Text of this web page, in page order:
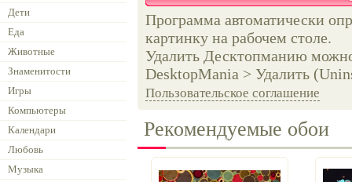
Дети
Еда
Животные
Знаменитости
Игры
Компьютеры
Календари
Любовь
Музыка
Программа автоматически
картинку на рабочем столе.
Удалить Десктопманию
DesktopMania > Удалить
Пользовательское соглашение
Рекомендуемые обои